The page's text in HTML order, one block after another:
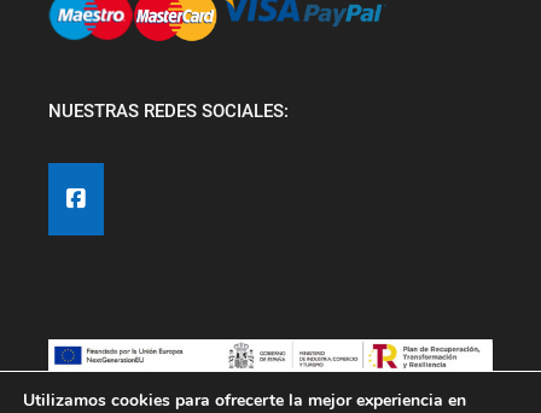
NUESTRAS REDES SOCIALES:
Utilizamos cookies para ofrecerte la mejor experiencia en